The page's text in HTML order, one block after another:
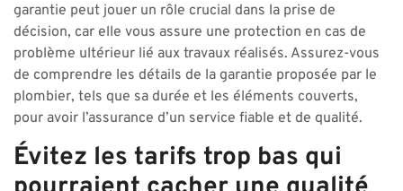
garantie peut jouer un rôle crucial dans la prise de
décision, car elle vous assure une protection en cas de
problème ultérieur lié aux travaux réalisés. Assurez-vous
de comprendre les détails de la garantie proposée par le
plombier, tels que sa durée et les éléments couverts,
pour avoir l’assurance d’un service fiable et de qualité.
Évitez les tarifs trop bas qui